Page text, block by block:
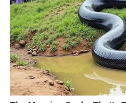
– Ілюшка-веснянка, за тобою